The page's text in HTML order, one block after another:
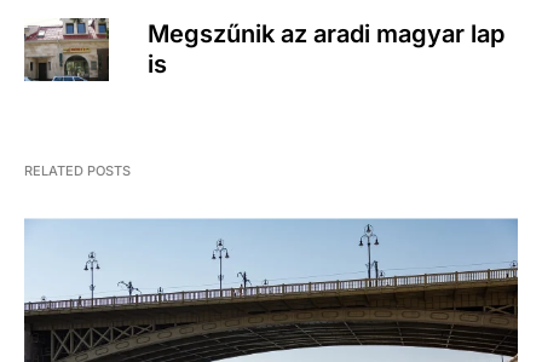
Megszűnik az aradi magyar lap
is
RELATED POSTS